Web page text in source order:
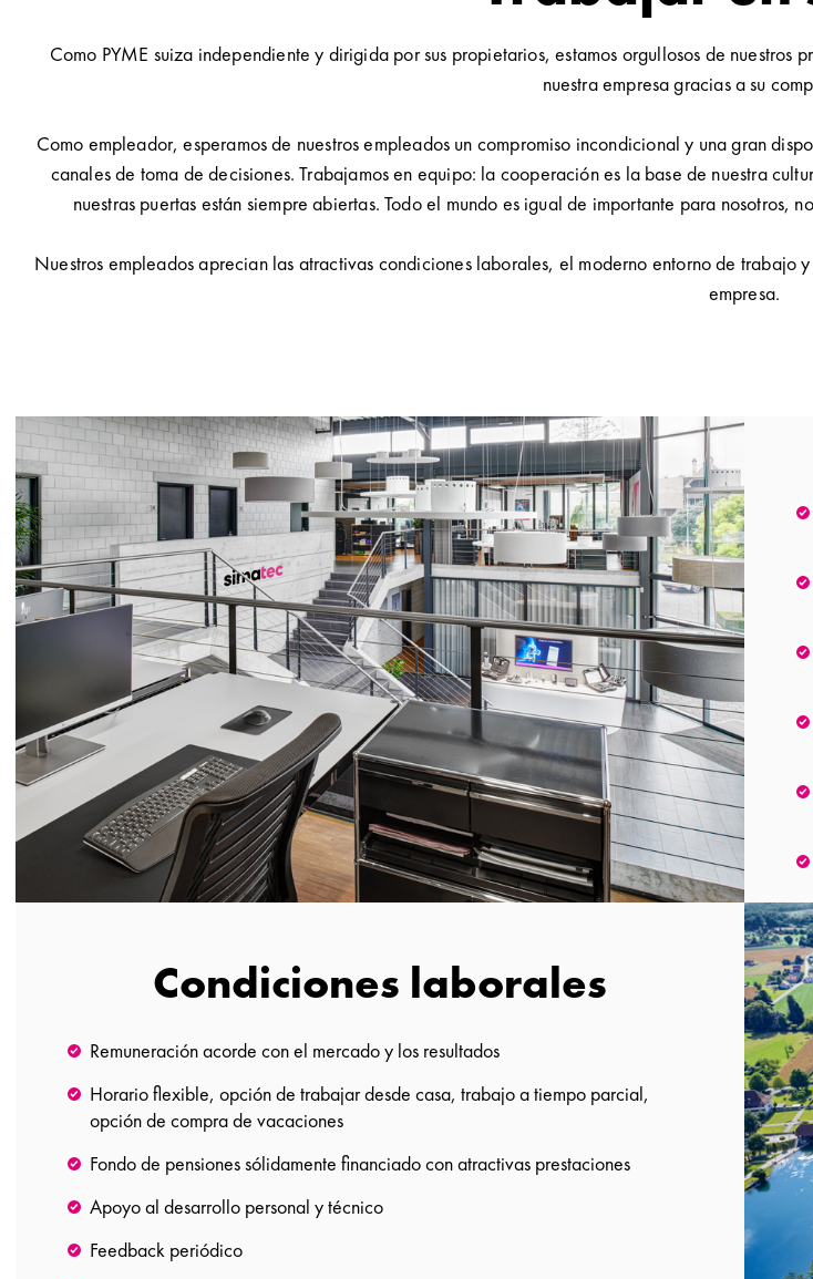
Como PYME suiza independiente y dirigida por sus propietarios, estamos orgullosos de
nuestra empresa gracias a su
Como empleador, esperamos de nuestros empleados un compromiso incondicional y una gran
canales de toma de decisiones. Trabajamos en equipo: la cooperación es la base de nuestra
nuestras puertas están siempre abiertas. Todo el mundo es igual de importante para nosotros,
Nuestros empleados aprecian las atractivas condiciones laborales, el moderno entorno de
empresa.
Condiciones laborales
Remuneración acorde con el mercado y los resultados
Horario flexible, opción de trabajar desde casa, trabajo a tiempo parcial,
opción de compra de vacaciones
Fondo de pensiones sólidamente financiado con atractivas prestaciones
Apoyo al desarrollo personal y técnico
Feedback periódico